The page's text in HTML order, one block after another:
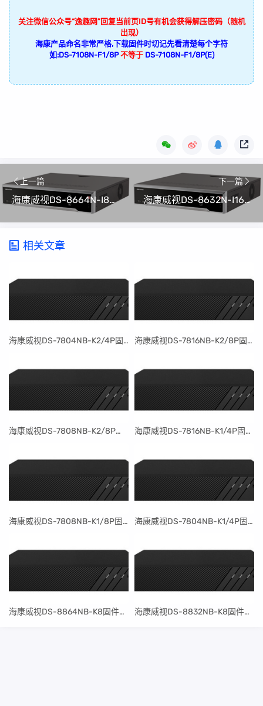
关注微信公众号“逸趣网”回复当前页ID号有机会获得解压密码（随机
出现）
海康产品命名非常严格,下载固件时切记先看清楚每个字符
如:DS-7108N-F1/8P 不等于 DS-7108N-F1/8P(E)
上一篇
海康威视DS-8664N-I8升级包V4.50.000 Build 210125(可解绑萤石云)
下一篇
海康威视DS-8632N-I16升级包V4.50.000 Build 210125(可解绑萤石云)
相关文章
​海康威视DS-7804NB-K2/4P固件升级包V4.30.097build240401 ​海康威视DS-7816NB-K2/8P固件升级包V4.30.097build240401
​海康威视DS-7808NB-K2/8P固件升级包V4.30.097build240401 ​海康威视DS-7816NB-K1/4P固件升级包V4.30.097build240401
​海康威视DS-7808NB-K1/8P固件升级包V4.30.097build240401 ​海康威视DS-7804NB-K1/4P固件升级包V4.30.097build240401
​海康威视DS-8864NB-K8固件升级包V4.30.097build240401 ​海康威视DS-8832NB-K8固件升级包V4.30.097build240401